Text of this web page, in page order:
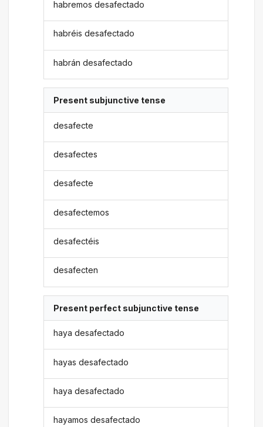
habremos desafectado
habréis desafectado
habrán desafectado
Present subjunctive tense
desafecte
desafectes
desafecte
desafectemos
desafectéis
desafecten
Present perfect subjunctive tense
haya desafectado
hayas desafectado
haya desafectado
hayamos desafectado